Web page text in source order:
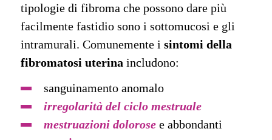
tipologie di fibroma che possono dare più
facilmente fastidio sono i sottomucosi e gli
intramurali. Comunemente i sintomi della
fibromatosi uterina includono:
sanguinamento anomalo
irregolarità del ciclo mestruale
mestruazioni dolorose e abbondanti